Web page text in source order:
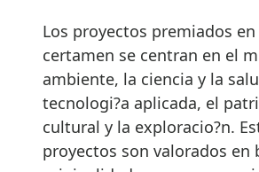
Los proyectos premiados
certamen se centran en el
ambiente, la ciencia y la
tecnologi?a aplicada, el
cultural y la exploracio?n.
proyectos son valorados en